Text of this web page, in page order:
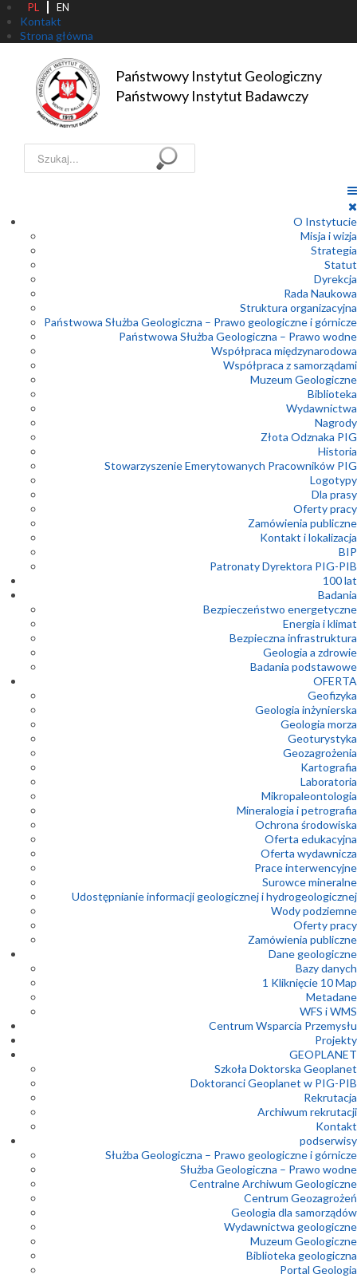
PL EN
Kontakt
Strona główna
Państwowy Instytut Geologiczny
Państwowy Instytut Badawczy
Szukaj...
O Instytucie
Misja i wizja
Strategia
Statut
Dyrekcja
Rada Naukowa
Struktura organizacyjna
Państwowa Służba Geologiczna – Prawo geologiczne i górnicze
Państwowa Służba Geologiczna – Prawo wodne
Współpraca międzynarodowa
Współpraca z samorządami
Muzeum Geologiczne
Biblioteka
Wydawnictwa
Nagrody
Złota Odznaka PIG
Historia
Stowarzyszenie Emerytowanych Pracowników PIG
Logotypy
Dla prasy
Oferty pracy
Zamówienia publiczne
Kontakt i lokalizacja
BIP
Patronaty Dyrektora PIG-PIB
100 lat
Badania
Bezpieczeństwo energetyczne
Energia i klimat
Bezpieczna infrastruktura
Geologia a zdrowie
Badania podstawowe
OFERTA
Geofizyka
Geologia inżynierska
Geologia morza
Geoturystyka
Geozagrożenia
Kartografia
Laboratoria
Mikropaleontologia
Mineralogia i petrografia
Ochrona środowiska
Oferta edukacyjna
Oferta wydawnicza
Prace interwencyjne
Surowce mineralne
Udostępnianie informacji geologicznej i hydrogeologicznej
Wody podziemne
Oferty pracy
Zamówienia publiczne
Dane geologiczne
Bazy danych
1 Kliknięcie 10 Map
Metadane
WFS i WMS
Centrum Wsparcia Przemysłu
Projekty
GEOPLANET
Szkoła Doktorska Geoplanet
Doktoranci Geoplanet w PIG-PIB
Rekrutacja
Archiwum rekrutacji
Kontakt
podserwisy
Służba Geologiczna – Prawo geologiczne i górnicze
Służba Geologiczna – Prawo wodne
Centralne Archiwum Geologiczne
Centrum Geozagrożeń
Geologia dla samorządów
Wydawnictwa geologiczne
Muzeum Geologiczne
Biblioteka geologiczna
Portal Geologia